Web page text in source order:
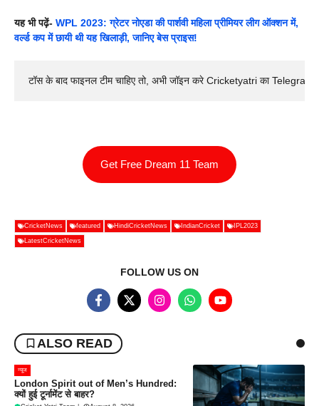
यह भी पढ़ें- WPL 2023: ग्रेटर नोएडा की पार्शवी महिला प्रीमियर लीग ऑक्शन में,
वर्ल्ड कप में छायी थी यह खिलाड़ी, जानिए बेस प्राइस!
टॉस के बाद फाइनल टीम चाहिए तो, अभी जॉइन करे Cricketyatri का
Get Free Dream 11 Team
CricketNews featured HindiCricketNews IndianCricket IPL2023
LatestCricketNews
FOLLOW US ON
ALSO READ
न्यूज
London Spirit out of Men’s Hundred:
क्यों हुई टूर्नामेंट से बाहर?